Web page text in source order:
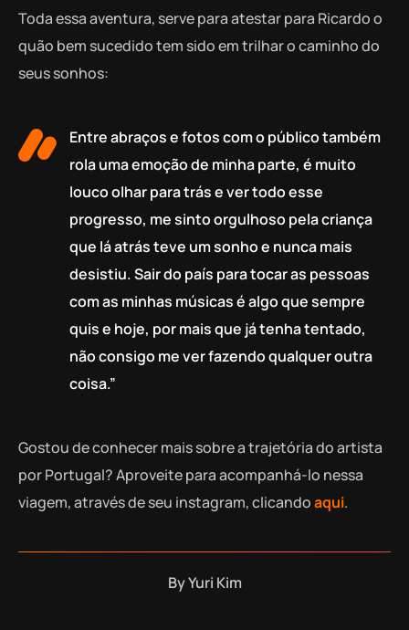
Toda essa aventura, serve para atestar para Ricardo o
quão bem sucedido tem sido em trilhar o caminho do
seus sonhos:
Entre abraços e fotos com o público também
rola uma emoção de minha parte, é muito
louco olhar para trás e ver todo esse
progresso, me sinto orgulhoso pela criança
que lá atrás teve um sonho e nunca mais
desistiu. Sair do país para tocar as pessoas
com as minhas músicas é algo que sempre
quis e hoje, por mais que já tenha tentado,
não consigo me ver fazendo qualquer outra
coisa.”
Gostou de conhecer mais sobre a trajetória do artista
por Portugal? Aproveite para acompanhá-lo nessa
viagem, através de seu instagram, clicandoaqui.
ByYuri Kim